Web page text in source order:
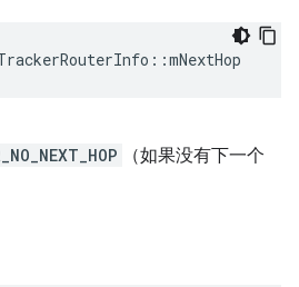
::mNextHop
（如果没有下一个